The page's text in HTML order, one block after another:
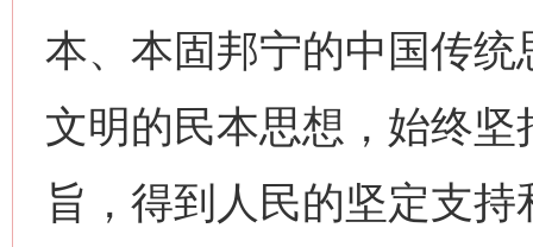
本、本固邦宁的中国传
文明的民本思想，始终
旨，得到人民的坚定支
网上购药对药下症？